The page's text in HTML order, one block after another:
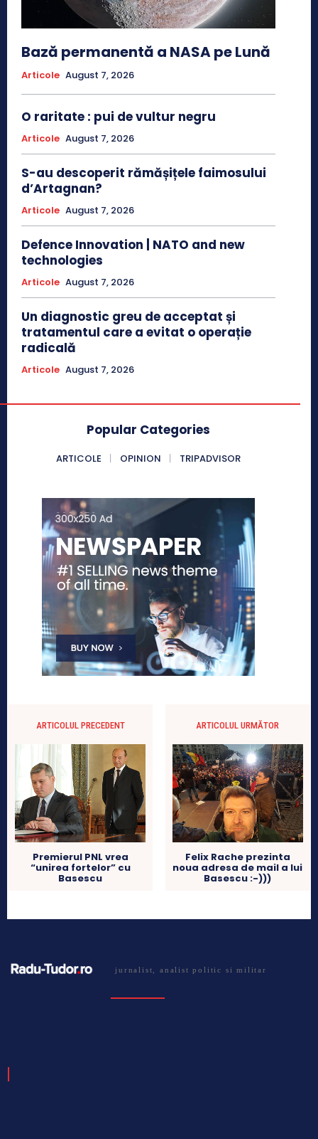
Bază permanentă a NASA pe Lună
Articole August 7, 2026
O raritate : pui de vultur negru
Articole August 7, 2026
S-au descoperit rămășițele faimosului
d’Artagnan?
Articole August 7, 2026
Defence Innovation | NATO and new
technologies
Articole August 7, 2026
Un diagnostic greu de acceptat și
tratamentul care a evitat o operație
radicală
Articole August 7, 2026
Popular Categories
ARTICOLE OPINION TRIPADVISOR
ARTICOLUL PRECEDENT
Premierul PNL vrea
“unirea fortelor” cu
Basescu
ARTICOLUL URMĂTOR
Felix Rache prezinta
noua adresa de mail a lui
Basescu :-)))
jurnalist, analist politic si militar